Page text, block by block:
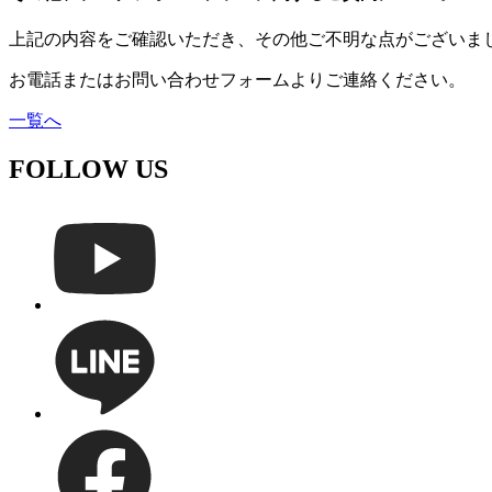
上記の内容をご確認いただき、その他ご不明な点がございま
お電話またはお問い合わせフォームよりご連絡ください。
一覧へ
FOLLOW US